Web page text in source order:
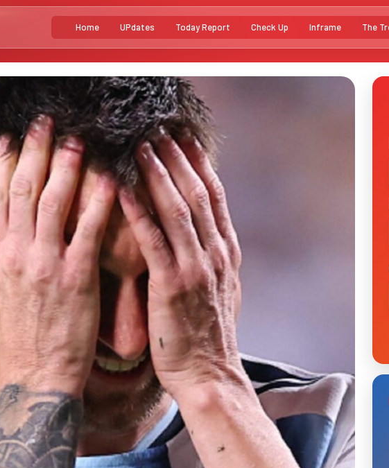
Home UPdates Today Report Check Up Inframe The